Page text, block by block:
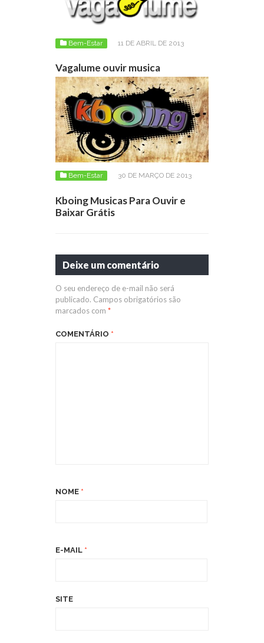
Bem-Estar 11 DE ABRIL DE 2013
Vagalume ouvir musica
Bem-Estar 30 DE MARÇO DE 2013
Kboing Musicas Para Ouvir e
Baixar Grátis
Deixe um comentário
O seu endereço de e-mail não será
publicado. Campos obrigatórios são
marcados com *
COMENTÁRIO *
NOME *
E-MAIL *
SITE